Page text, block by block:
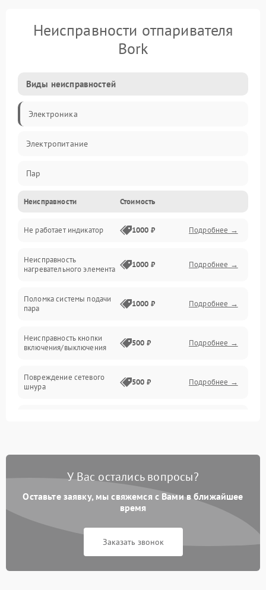
Неисправности отпаривателя
Bork
Виды неисправностей
Электроника
Электропитание
Пар
Герметичность
Механические повреждения
Неисправности Стоимость
Не работает индикатор 1000 ₽ Подробнее →
Неисправность
нагревательного элемента
1000 ₽ Подробнее →
Поломка системы подачи
пара
1000 ₽ Подробнее →
Неисправность кнопки
включения/выключения
500 ₽ Подробнее →
Повреждение сетевого
шнура
500 ₽ Подробнее →
Поломка системы
500 ₽ Подробнее →
Поломка системы защиты
от короткого замыкания
1000 ₽ Подробнее →
У Вас остались вопросы?
Оставьте заявку, мы свяжемся с Вами в ближайшее
время
Заказать звонок